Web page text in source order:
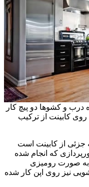
درب و کشوها دو پیچ کار
کابینت از ترکیب
جزئی از کابینت است
که انجام شده
به صورت رومیزی
نیز روی اپن کار شده